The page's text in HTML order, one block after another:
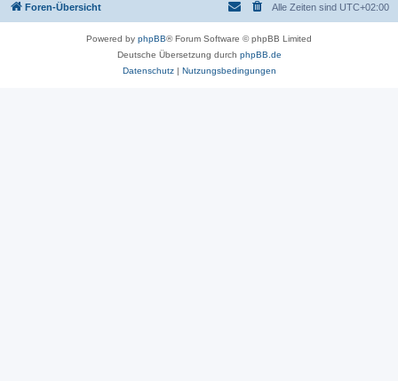
Foren-Übersicht Alle Zeiten sind UTC+02:00
Powered by phpBB® Forum Software © phpBB Limited
Deutsche Übersetzung durch phpBB.de
Datenschutz| Nutzungsbedingungen